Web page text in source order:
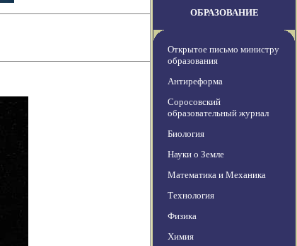
ОБРАЗОВАНИЕ
Открытое письмо министру
образования
Антиреформа
Соросовский
образовательный журнал
Биология
Науки о Земле
Математика и Механика
Технология
Физика
Химия